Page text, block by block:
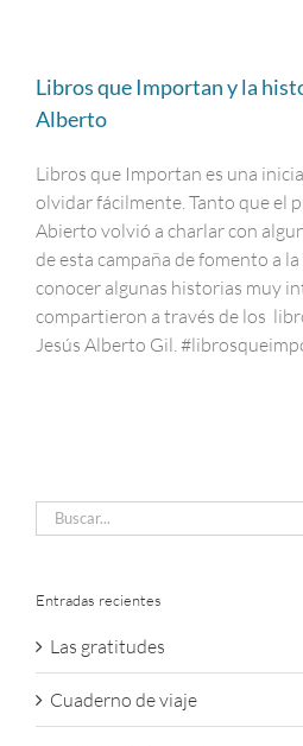
Libros que Importan y la
Alberto
Libros que Importan es una
olvidar fácilmente. Tanto que el
Abierto volvió a charlar con
de esta campaña de fomento a
conocer algunas historias muy
compartieron a través de los
Jesús Alberto Gil.
Buscar:
Entradas recientes
Las gratitudes
Cuaderno de viaje